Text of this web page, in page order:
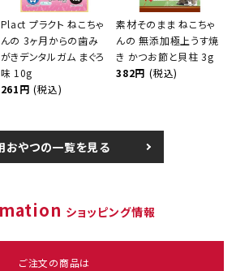
Plact プラクト ねこちゃ
んの 3ヶ月からの歯み
がきデンタルガム まぐろ
味 10g
261円 (税込)
素材そのまま ねこちゃ
んの 無添加極上うす焼
き かつお節と貝柱 3g
382円 (税込)
おやつの一覧を見る
ショッピング情報
ご注文の商品は